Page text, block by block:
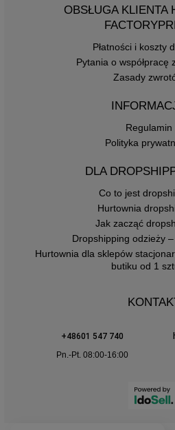
OBSŁUGA KLIENTA
Płatności i koszty
Pytania o współpracę
Zasady
Regulamin
Polityka
DLA
Co to jest
Hurtownia
Jak zacząć
Dropshipping odzieży
Hurtownia dla sklepów
butiku od 1
+48601 547 740
Pn.-Pt. 08:00-16:00